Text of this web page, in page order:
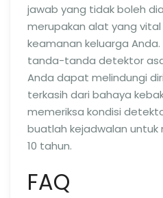
jawab yang tidak boleh
merupakan alat yang
keamanan keluarga
tanda-tanda detektor
Anda dapat melindungi
terkasih dari bahaya
memeriksa kondisi
buatlah kejadwalan
10 tahun.
FAQ